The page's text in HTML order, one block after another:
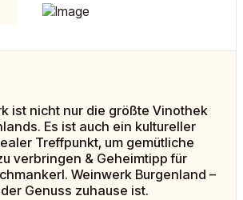
ist nicht nur die größte Vinothek
Es ist auch ein kultureller
Treffpunkt, um gemütliche
verbringen & Geheimtipp für
Weinwerk Burgenland –
Genuss zuhause ist.